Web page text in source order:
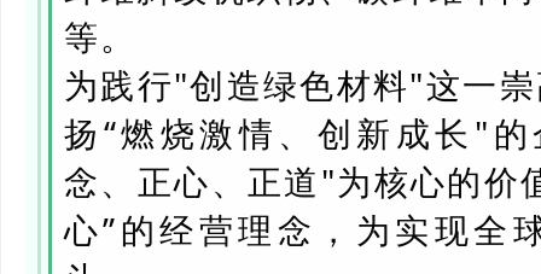
等。
为践行"创造绿色材料"这一
扬“燃烧激情、创新成长"
念、正心、正道"为核心的价
心”的经营理念，为实现全